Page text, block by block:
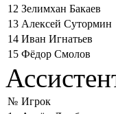
12 Зелимхан Бакаев
13 Алексей Сутормин
14 Иван Игнатьев
15 Фёдор Смолов
№ Игрок